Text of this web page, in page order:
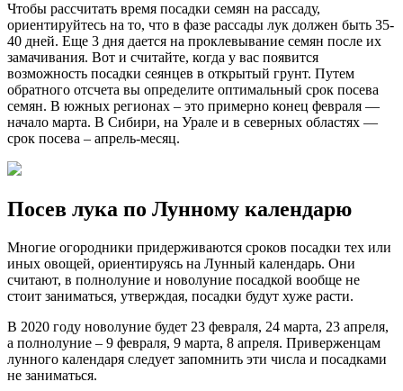
Чтобы рассчитать время посадки семян на рассаду,
ориентируйтесь на то, что в фазе рассады лук должен быть 35-
40 дней. Еще 3 дня дается на проклевывание семян после их
замачивания. Вот и считайте, когда у вас появится
возможность посадки сеянцев в открытый грунт. Путем
обратного отсчета вы определите оптимальный срок посева
семян. В южных регионах – это примерно конец февраля —
начало марта. В Сибири, на Урале и в северных областях —
срок посева – апрель-месяц.
Посев лука по Лунному календарю
Многие огородники придерживаются сроков посадки тех или
иных овощей, ориентируясь на Лунный календарь. Они
считают, в полнолуние и новолуние посадкой вообще не
стоит заниматься, утверждая, посадки будут хуже расти.
В 2020 году новолуние будет 23 февраля, 24 марта, 23 апреля,
а полнолуние – 9 февраля, 9 марта, 8 апреля. Приверженцам
лунного календаря следует запомнить эти числа и посадками
не заниматься.